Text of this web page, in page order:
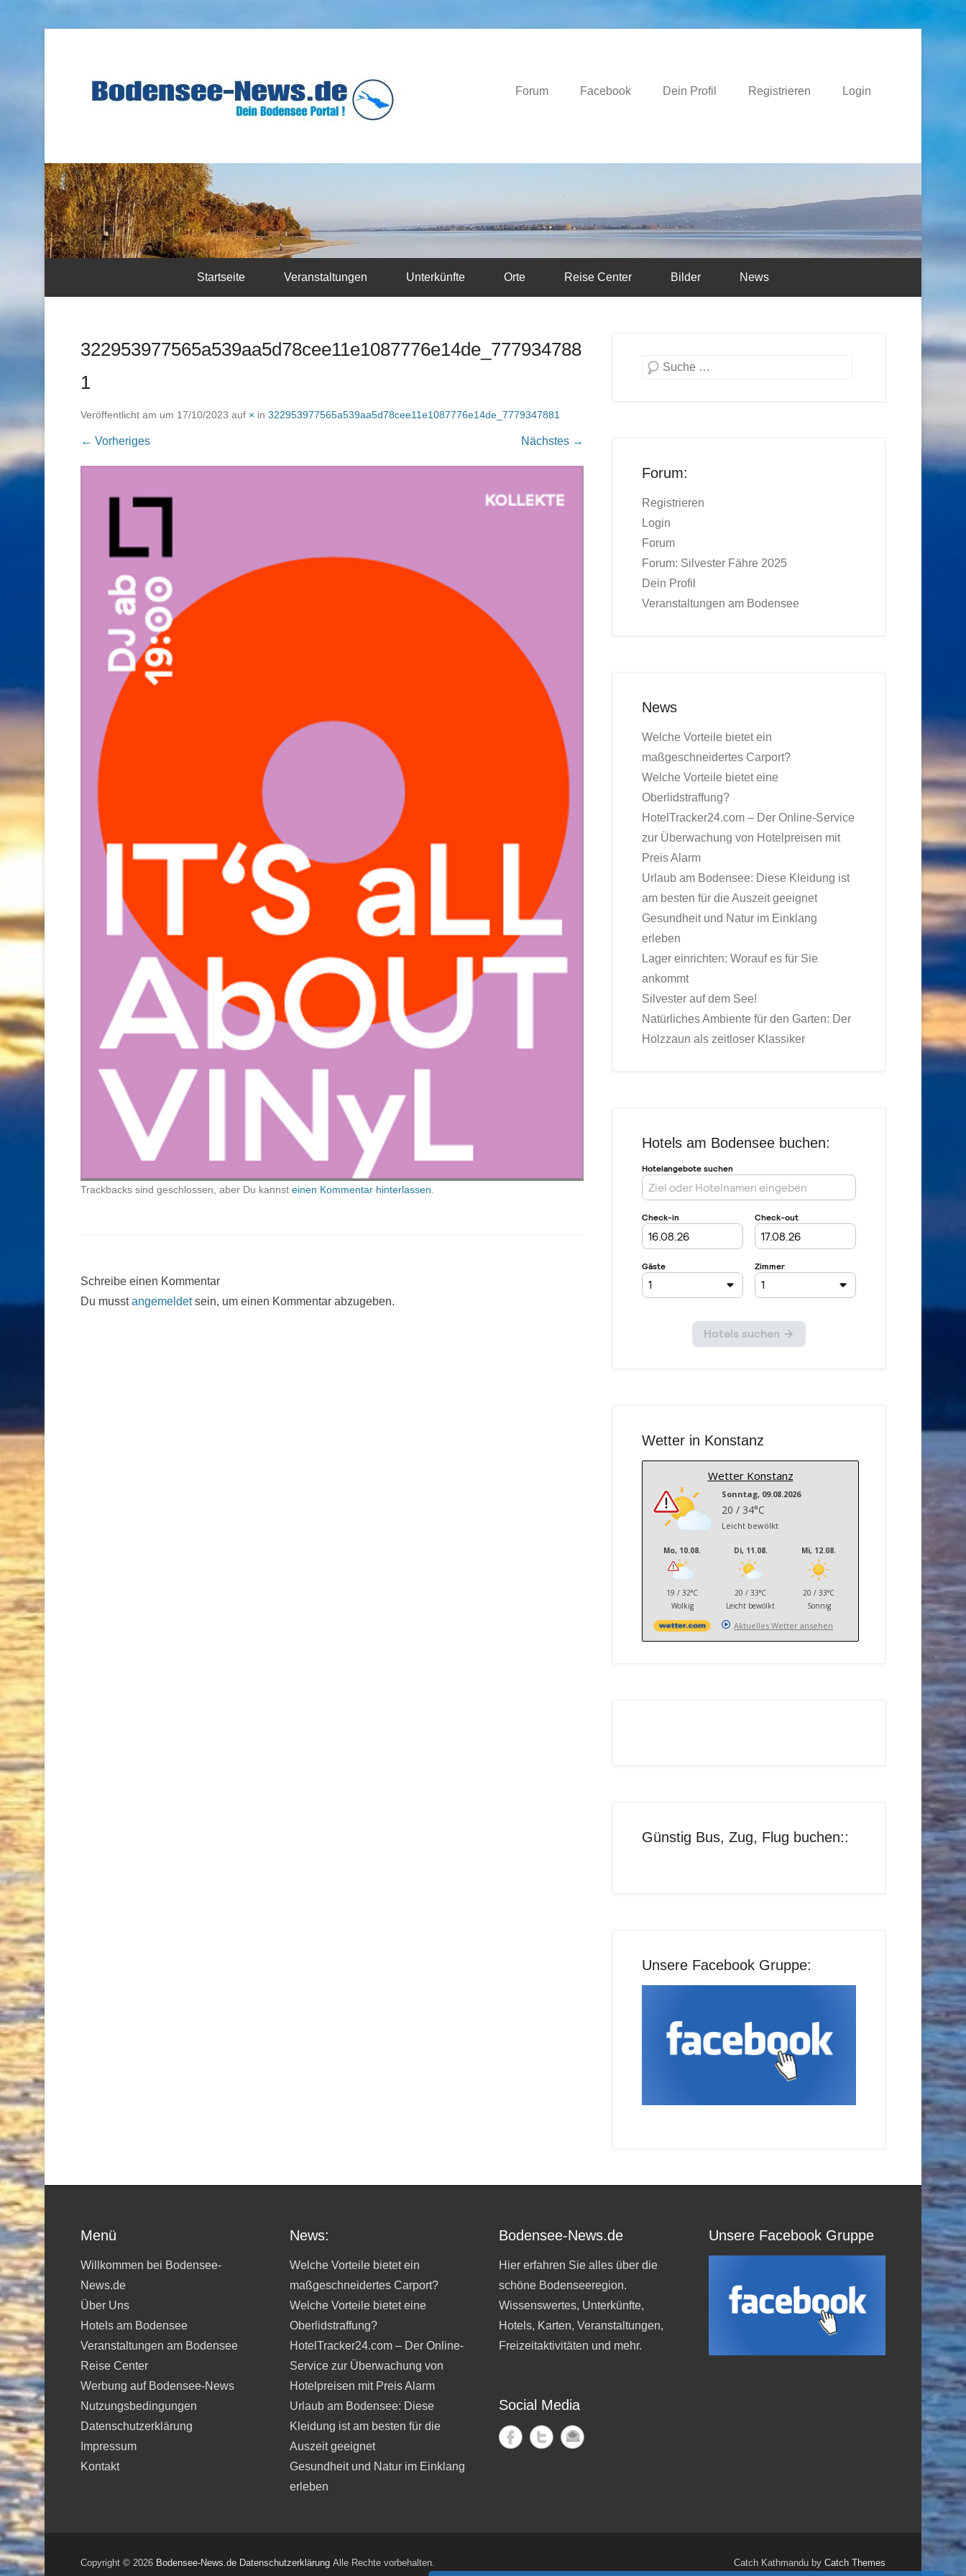
Forum Facebook Dein Profil Registrieren Login
Startseite Veranstaltungen Unterkünfte Orte Reise Center Bilder News
322953977565a539aa5d78cee11e1087776e14de_777934788
1
Veröffentlicht am um 17/10/2023 auf × in 322953977565a539aa5d78cee11e1087776e14de_7779347881
← Vorheriges Nächstes →
Trackbacks sind geschlossen, aber Du kannst einen Kommentar hinterlassen
Schreibe einen Kommentar
Du musstangemeldetsein, um einen Kommentar abzugeben.
Suchen
Forum:
Registrieren
Login
Forum
Forum: Silvester Fähre 2025
Dein Profil
Veranstaltungen am Bodensee
News
Welche Vorteile bietet ein
maßgeschneidertes Carport?
Welche Vorteile bietet eine
Oberlidstraffung?
HotelTracker24.com – Der Online-Service
zur Überwachung von Hotelpreisen mit
Preis Alarm
Urlaub am Bodensee: Diese Kleidung ist
am besten für die Auszeit geeignet
Gesundheit und Natur im Einklang
erleben
Lager einrichten: Worauf es für Sie
ankommt
Silvester auf dem See!
Natürliches Ambiente für den Garten: Der
Holzzaun als zeitloser Klassiker
Hotels am Bodensee buchen:
Wetter in Konstanz
Wetter Konstanz
Sonntag, 09.08.2026
20 / 34°C
Leicht bewölkt
Mo, 10.08.
19 / 32°C
Wolkig
Di, 11.08.
20 / 33°C
Leicht bewölkt
Mi, 12.08.
20 / 33°C
Sonnig
Aktuelles Wetter ansehen
Günstig Bus, Zug, Flug buchen::
Unsere Facebook Gruppe:
Menü
Willkommen bei Bodensee-
News.de
Über Uns
Hotels am Bodensee
Veranstaltungen am Bodensee
Reise Center
Werbung auf Bodensee-News
Nutzungsbedingungen
Datenschutzerklärung
Impressum
Kontakt
News:
Welche Vorteile bietet ein
maßgeschneidertes Carport?
Welche Vorteile bietet eine
Oberlidstraffung?
HotelTracker24.com – Der Online-
Service zur Überwachung von
Hotelpreisen mit Preis Alarm
Urlaub am Bodensee: Diese
Kleidung ist am besten für die
Auszeit geeignet
Gesundheit und Natur im Einklang
erleben
Bodensee-News.de
Hier erfahren Sie alles über die
schöne Bodenseeregion.
Wissenswertes, Unterkünfte,
Hotels, Karten, Veranstaltungen,
Freizeitaktivitäten und mehr.
Social Media
Unsere Facebook Gruppe
Copyright © 2026 Bodensee-News.de Datenschutzerklärung Alle Rechte vorbehalten. Catch Kathmandu by Catch Themes